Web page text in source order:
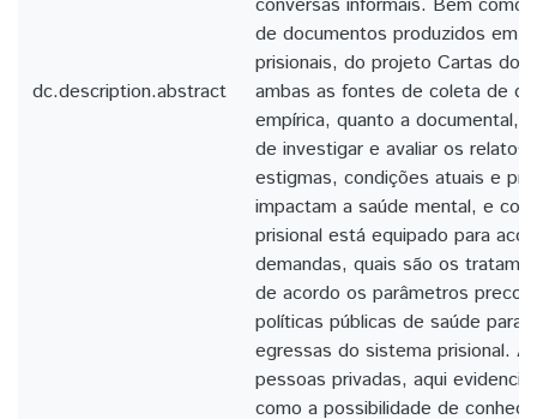
dc.description.abstract
de documentos produzidos em
prisionais, do projeto Cartas do
ambas as fontes de coleta de
empírica, quanto a documental,
de investigar e avaliar os relatos
estigmas, condições atuais e
impactam a saúde mental, e
prisional está equipado para
demandas, quais são os
de acordo os parâmetros
políticas públicas de saúde para
egressas do sistema prisional.
pessoas privadas, aqui
como a possibilidade de